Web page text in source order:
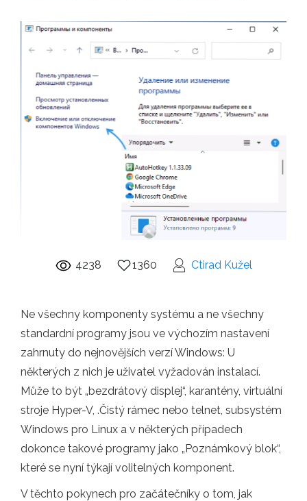
4238 1360 Ctirad Kužel
Ne všechny komponenty systému a ne všechny
standardní programy jsou ve výchozím nastavení
zahrnuty do nejnovějších verzí Windows: U
některých z nich je uživatel vyžadován instalací.
Může to být „bezdrátový displej“, karantény, virtuální
stroje Hyper-V, .Čistý rámec nebo telnet, subsystém
Windows pro Linux a v některých případech
dokonce takové programy jako „Poznámkový blok“,
které se nyní týkají volitelných komponent.
V těchto pokynech pro začátečníky o tom, jak